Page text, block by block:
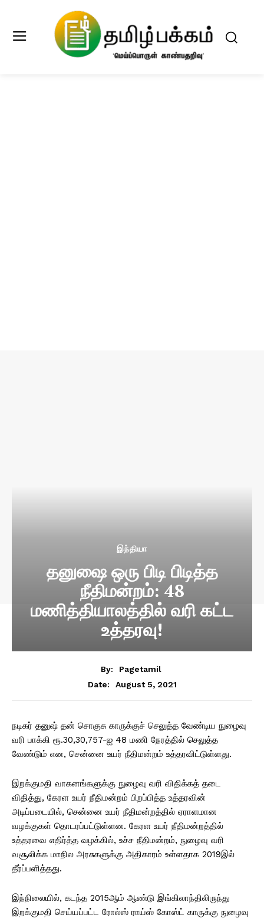
இந்தியா
தனுஷை ஒரு பிடி பிடித்த
நீதிமன்றம்: 48
மணித்தியாலத்தில் வரி கட்ட
உத்தரவு!
By:
Pagetamil
Date:
August 5, 2021
நடிகர் தனுஷ் தன் சொகுசு காருக்குச் செலுத்த வேண்டிய நுழைவு
வரி பாக்கி ரூ.30,30,757-ஐ 48 மணி நேரத்தில் செலுத்த
வேண்டும் என, சென்னை உயர் நீதிமன்றம் உத்தரவிட்டுள்ளது.
இறக்குமதி வாகனங்களுக்கு நுழைவு வரி விதிக்கத் தடை
விதித்து, கேரள உயர் நீதிமன்றம் பிறப்பித்த உத்தரவின்
அடிப்படையில், சென்னை உயர் நீதிமன்றத்தில் ஏராளமான
வழக்குகள் தொடரப்பட்டுள்ளன. கேரள உயர் நீதிமன்றத்தில்
உத்தரவை எதிர்த்த வழக்கில், உச்ச நீதிமன்றம், நுழைவு வரி
வசூலிக்க மாநில அரசுகளுக்கு அதிகாரம் உள்ளதாக 2019இல்
தீர்ப்பளித்தது.
இந்நிலையில், கடந்த 2015ஆம் ஆண்டு இங்கிலாந்திலிருந்து
இறக்குமதி செய்யப்பட்ட ரோல்ஸ் ராய்ஸ் கோஸ்ட் காருக்கு நுழைவு